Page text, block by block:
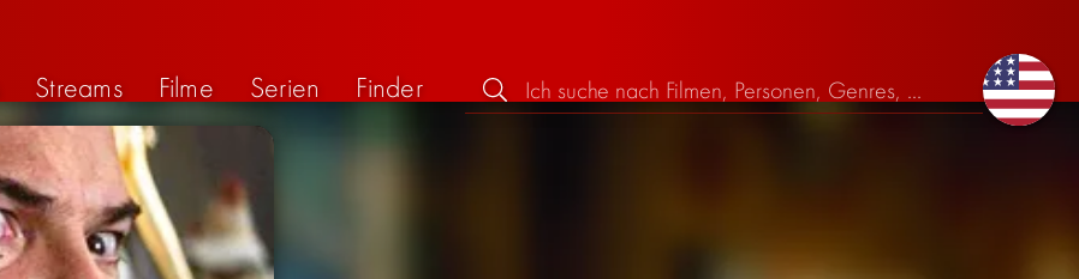
Streams Filme Serien Finder